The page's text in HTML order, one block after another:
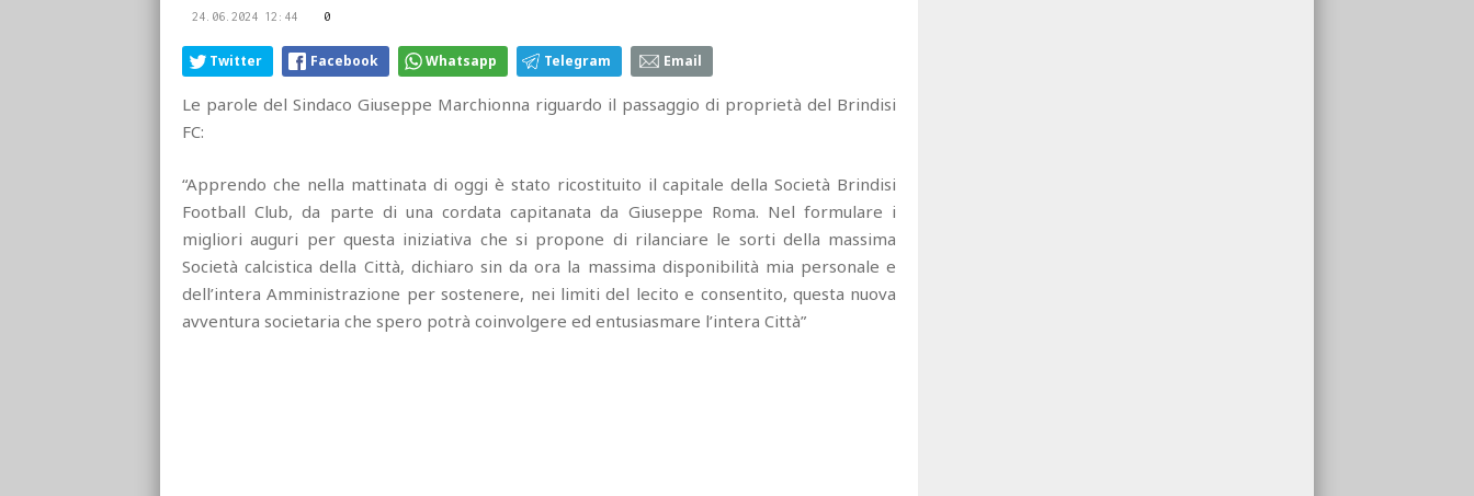
24.06.2024 12:44 0
Twitter Facebook Whatsapp Telegram Email
Le parole del Sindaco Giuseppe Marchionna riguardo il passaggio di proprietà del Brindisi
FC:
“Apprendo che nella mattinata di oggi è stato ricostituito il capitale della Società Brindisi
Football Club, da parte di una cordata capitanata da Giuseppe Roma. Nel formulare i
migliori auguri per questa iniziativa che si propone di rilanciare le sorti della massima
Società calcistica della Città, dichiaro sin da ora la massima disponibilità mia personale e
dell’intera Amministrazione per sostenere, nei limiti del lecito e consentito, questa nuova
avventura societaria che spero potrà coinvolgere ed entusiasmare l’intera Città”